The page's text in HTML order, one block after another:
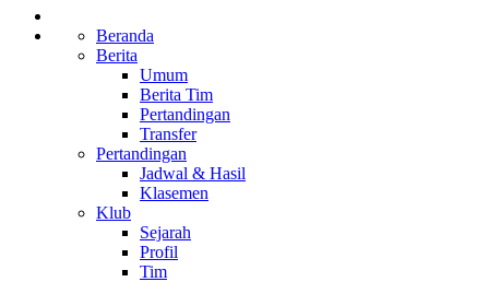
Beranda
Berita
Umum
Berita Tim
Pertandingan
Transfer
Pertandingan
Jadwal & Hasil
Klasemen
Klub
Sejarah
Profil
Tim